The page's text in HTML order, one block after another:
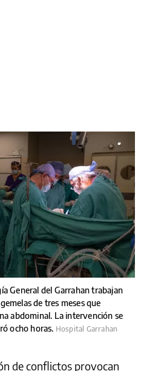
General del Garrahan trabajan
de tres meses que
abdominal. La intervención se
ocho horas. Hospital Garrahan
de conflictos provocan